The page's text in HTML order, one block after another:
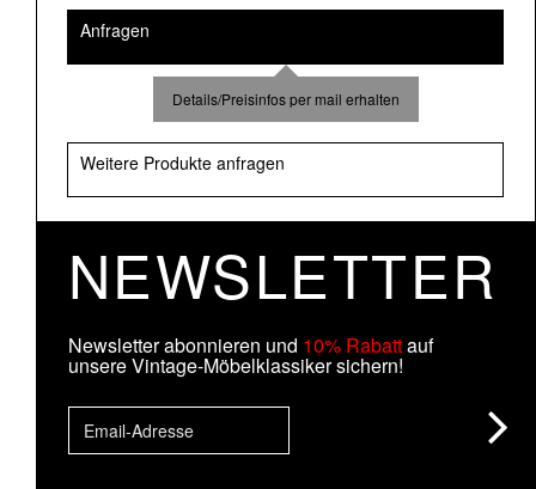
Anfragen
Details/Preisinfos per mail erhalten
Weitere Produkte anfragen
NEWSLETTER
Newsletter abonnieren und 10% Rabattauf
unsere Vintage-Möbelklassiker sichern!